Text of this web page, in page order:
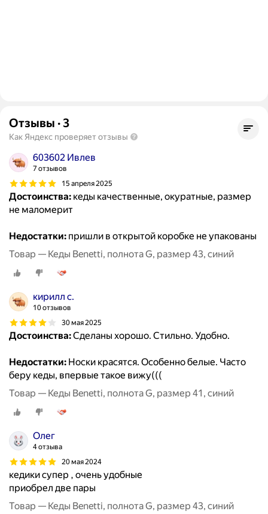
Отзывы · 3
Как Яндекс проверяет отзывы
603602 Ивлев
7 отзывов
15 апреля 2025
Достоинства: кеды качественные, окуратные, размер
не маломерит
Недостатки: пришли в открытой коробке не упакованы
Товар — Кеды Benetti, полнота G, размер 43, синий
кирилл с.
10 отзывов
30 мая 2025
Достоинства:Сделаны хорошо. Стильно. Удобно.
Недостатки: Носки красятся. Особенно белые. Часто
беру кеды, впервые такое вижу(((
Товар — Кеды Benetti, полнота G, размер 41, синий
Олег
4 отзыва
20 мая 2024
кедики супер , очень удобные
приобрел две пары
Товар — Кеды Benetti, полнота G, размер 43, синий